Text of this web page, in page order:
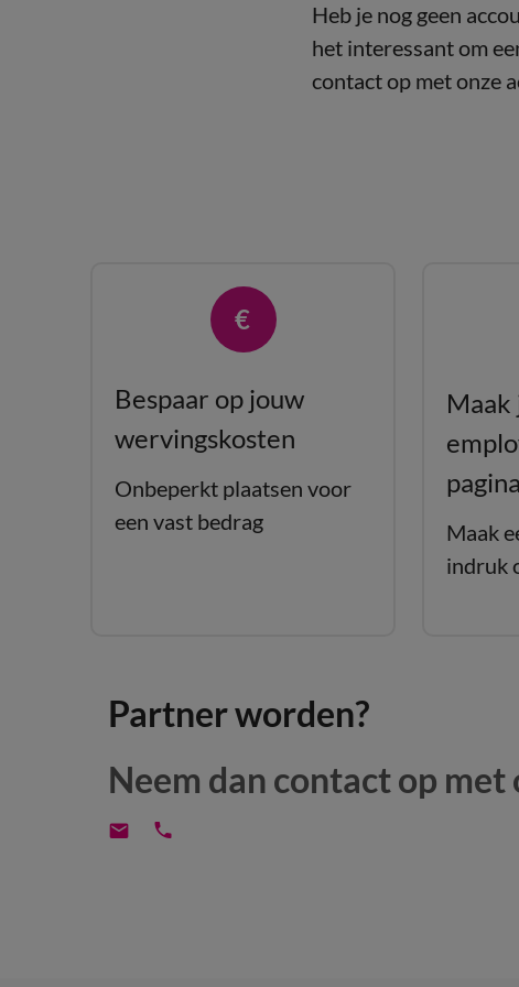
Heb je nog geen
het interessant om
contact op met onze
Bespaar op jouw
wervingskosten
Onbeperkt plaatsen voor
een vast bedrag
Maak
pagina
Maak
indruk
Partner worden?
Neem dan contact op met